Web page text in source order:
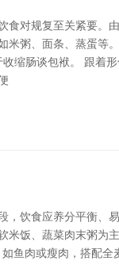
食对规复至关紧要。
米粥、面条、蒸蛋等
缩肠谈包袱。 跟着
，饮食应养分平衡、
米饭、蔬菜肉末粥为
鱼肉或瘦肉，搭配